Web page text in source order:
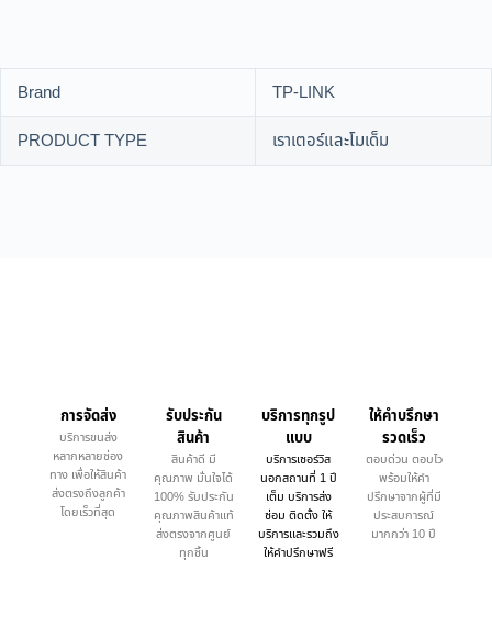
Brand
TP-LINK
PRODUCT TYPE
เราเตอร์และโมเด็ม
การจัดส่ง
บริการขนส่ง
หลากหลายช่อง
ทาง เพื่อให้สินค้า
ส่งตรงถึงลูกค้า
โดยเร็วที่สุด
รับประกัน
สินค้า
สินค้าดี มี
คุณภาพ มั่นใจได้
100% รับประกัน
คุณภาพสินค้าแท้
ส่งตรงจากศูนย์
ทุกชิ้น
บริการทุกรูป
แบบ
บริการเซอร์วิส
นอกสถานที่ 1 ปี
เต็ม บริการส่ง
ซ่อม ติดตั้ง ให้
บริการและรวมถึง
ให้คำปรึกษาฟรี
ให้คำบรึกษา
รวดเร็ว
ตอบด่วน ตอบไว
พร้อมให้คำ
ปรึกษาจากผู้ที่มี
ประสบการณ์
มากกว่า 10 ปี